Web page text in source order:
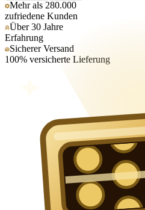
Mehr als 280.000
zufriedene Kunden
Über 30 Jahre
Erfahrung
Sicherer Versand
100% versicherte Lieferung